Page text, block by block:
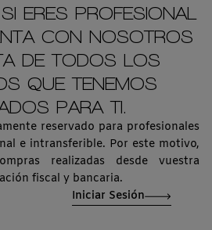
ERES PROFESIONAL
CON NOSOTROS
DE TODOS LOS
QUE TENEMOS
PARA TI.
reservado para profesionales
e intransferible. Por este motivo,
realizadas desde vuestra
fiscal y bancaria.
Iniciar Sesión